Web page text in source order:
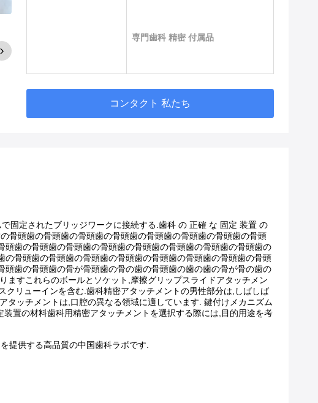
専門歯科 精密 付属品
コンタクト 私たち
固定されたブリッジワークに接続する.歯科 の 正確 な 固定 装置 の
骨頭歯の骨頭歯の骨頭歯の骨頭歯の骨頭歯の骨頭歯の骨頭歯の骨頭
歯の骨頭歯の骨頭歯の骨頭歯の骨頭歯の骨頭歯の骨頭歯の骨頭歯の
骨頭歯の骨頭歯の骨頭歯の骨頭歯の骨頭歯の骨頭歯の骨頭歯の骨頭
歯の骨頭歯の骨が骨頭歯の骨の歯の骨頭歯の歯の歯の骨が骨の歯の
すこれらのボールとソケット,摩擦グリップスライドアタッチメン
クリューインを含む.歯科精密アタッチメントの男性部分は,しばしば
ッチメントは,口腔の異なる領域に適しています. 鍵付けメカニズム
置の材料歯科用精密アタッチメントを選択する際には,目的用途を考
提供する高品質の中国歯科ラボです.